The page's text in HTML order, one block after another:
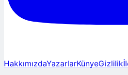
HakkımızdaYazarlarKünyeGizlilik